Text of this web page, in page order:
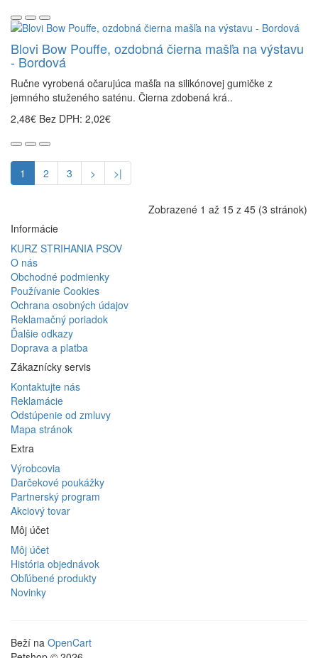
Blovi Bow Pouffe, ozdobná čierna mašľa na výstavu
- Bordová
Ručne vyrobená očarujúca mašľa na silikónovej gumičke z
jemného stuženého saténu. Čierna zdobená krá..
2,48€ Bez DPH: 2,02€
1 2 3 > >|
Zobrazené 1 až 15 z 45 (3 stránok)
Informácie
KURZ STRIHANIA PSOV
O nás
Obchodné podmienky
Používanie Cookies
Ochrana osobných údajov
Reklamačný poriadok
Ďalšie odkazy
Doprava a platba
Zákaznícky servis
Kontaktujte nás
Reklamácie
Odstúpenie od zmluvy
Mapa stránok
Extra
Výrobcovia
Darčekové poukážky
Partnerský program
Akciový tovar
Môj účet
Môj účet
História objednávok
Obľúbené produkty
Novinky
Beží na OpenCart